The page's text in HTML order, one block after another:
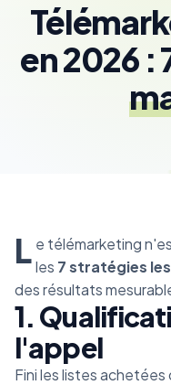
en 2026 :
L e télémarketing
les 7 stratégies
des résultats
1.
l'appel
Fini les listes